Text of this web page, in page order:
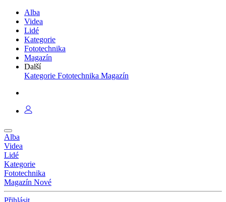
Alba
Videa
Lidé
Kategorie
Fototechnika
Magazín
Další
Kategorie Fototechnika Magazín
Alba
Videa
Lidé
Kategorie
Fototechnika
Magazín Nové
Přihlásit